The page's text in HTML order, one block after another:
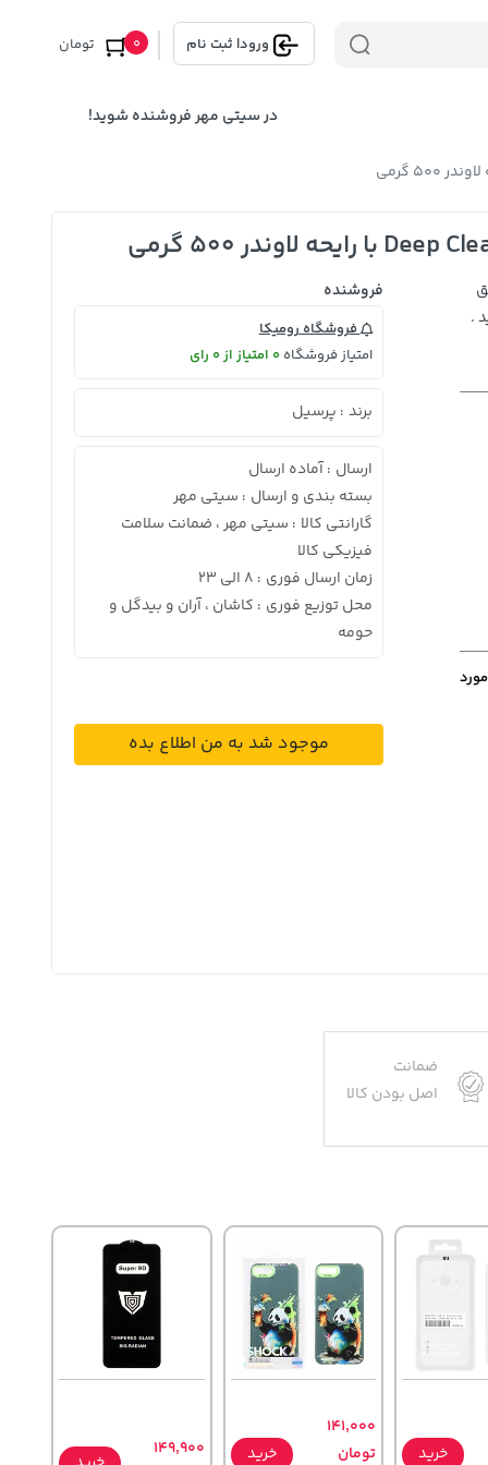
ورود| ثبت نام تومان 0
در سیتی مهر فروشنده شوید!
.
فروشنده
فروشگاه رومیکا
امتیاز فروشگاه0 امتیاز از 0 رای
برند : پرسیل
ارسال :آماده ارسال
بسته بندی و ارسال : سیتی مهر
گارانتی کالا : سیتی مهر ، ضمانت سلامت
فیزیکی کالا
زمان ارسال فوری : 8 الی 23
محل توزیع فوری : کاشان ، آران و بیدگل و
حومه
موجود شد به من اطلاع بده
ضمانت
اصل بودن کالا
خرید
141,000
تومان
خرید
149,900